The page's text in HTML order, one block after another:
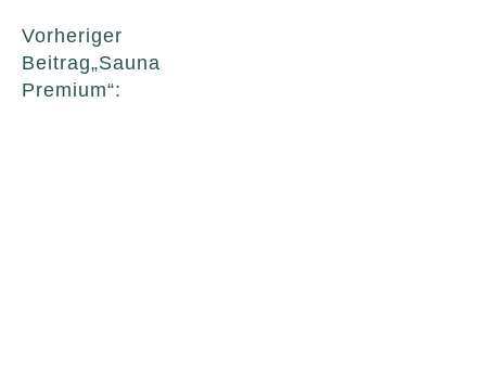
Vorheriger
Beitrag„Sauna
Premium“: